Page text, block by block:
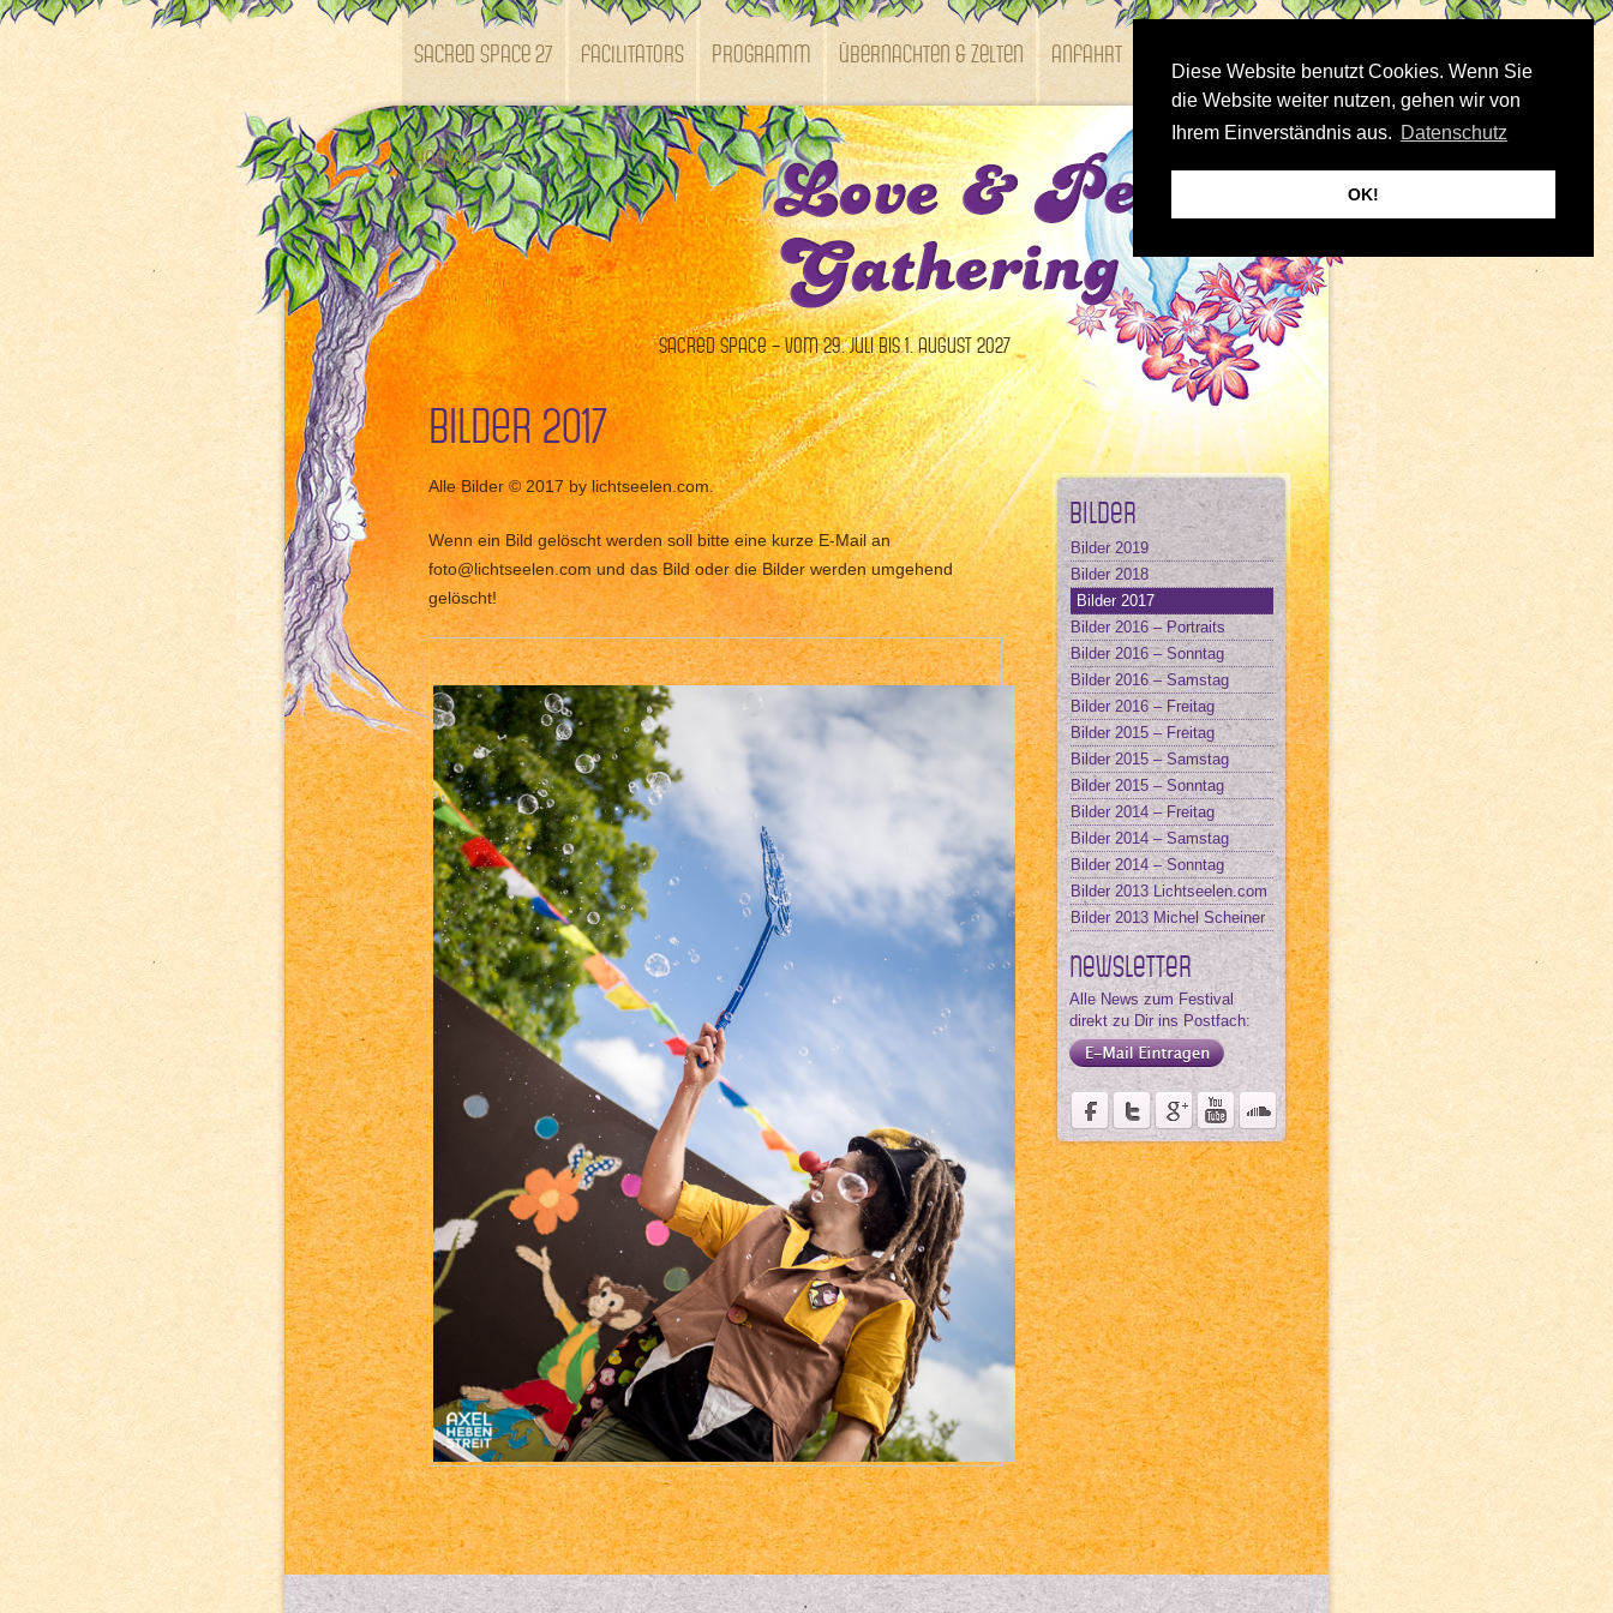
Diese Website benutzt Cookies. Wenn Sie
die Website weiter nutzen, gehen wir von
Ihrem Einverständnis aus. Datenschutz
OK!
SACRED SPACE 27 Facilitators Programm Übernachten & Zelten Anfahrt Bilder
Kontakt
Sacred Space – vom 29. Juli bis 1. August 2027
Bilder 2017
Alle Bilder © 2017 by lichtseelen.com.
Wenn ein Bild gelöscht werden soll bitte eine kurze E-Mail an
foto@lichtseelen.com und das Bild oder die Bilder werden umgehend
gelöscht!
Bilder
Bilder 2019
Bilder 2018
Bilder 2017
Bilder 2016 – Portraits
Bilder 2016 – Sonntag
Bilder 2016 – Samstag
Bilder 2016 – Freitag
Bilder 2015 – Freitag
Bilder 2015 – Samstag
Bilder 2015 – Sonntag
Bilder 2014 – Freitag
Bilder 2014 – Samstag
Bilder 2014 – Sonntag
Bilder 2013 Lichtseelen.com
Bilder 2013 Michel Scheiner
Newsletter
Alle News zum Festival
direkt zu Dir ins Postfach: